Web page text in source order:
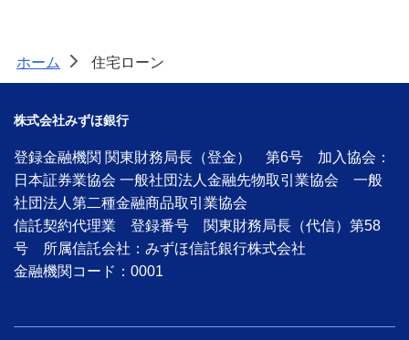
ホーム > 住宅ローン
株式会社みずほ銀行
登録金融機関 関東財務局長（登金） 第6号 加入協会：
日本証券業協会 一般社団法人金融先物取引業協会 一般
社団法人第二種金融商品取引業協会
信託契約代理業 登録番号 関東財務局長（代信）第58
号 所属信託会社：みずほ信託銀行株式会社
金融機関コード：0001